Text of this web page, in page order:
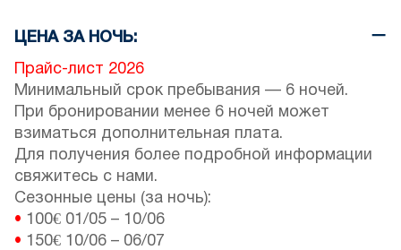
ЦЕНА ЗА НОЧЬ:
Прайс-лист 2026
Минимальный срок пребывания — 6 ночей.
При бронировании менее 6 ночей может
взиматься дополнительная плата.
Для получения более подробной информации
свяжитесь с нами.
Сезонные цены (за ночь):
• 100€ 01/05 – 10/06
• 150€ 10/06 – 06/07